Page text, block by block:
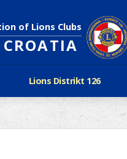
of Lions Clubs
Lions Distrikt 126
Povijest Lionsa
Lions i Leo klubovi